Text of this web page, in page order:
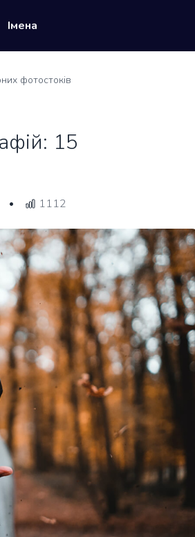
Імена
фотостоків
15
• 1112